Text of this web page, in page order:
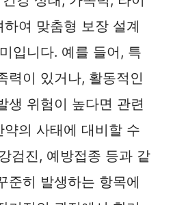
여 맞춤형 보장 설계
입니다. 예를 들어, 특
력이 있거나, 활동적인
생 위험이 높다면 관련
의 사태에 대비할 수
검진, 예방접종 등과 같
준히 발생하는 항목에